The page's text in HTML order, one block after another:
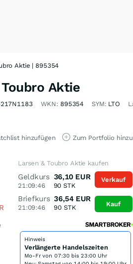
Aktie | 895354
Aktie
WKN: 895354 SYM: LTO
hinzufügen Zum Portfolio
Larsen & Toubro Aktie kaufen
Geldkurs
21:09:46
36,10 EUR
90 STK
Briefkurs
21:09:46
36,54 EUR
90 STK
Verkauf
Kauf
Hinweis
Verlängerte Handelszeiten
Mo-Fr von 07:30 bis 23:00 Uhr